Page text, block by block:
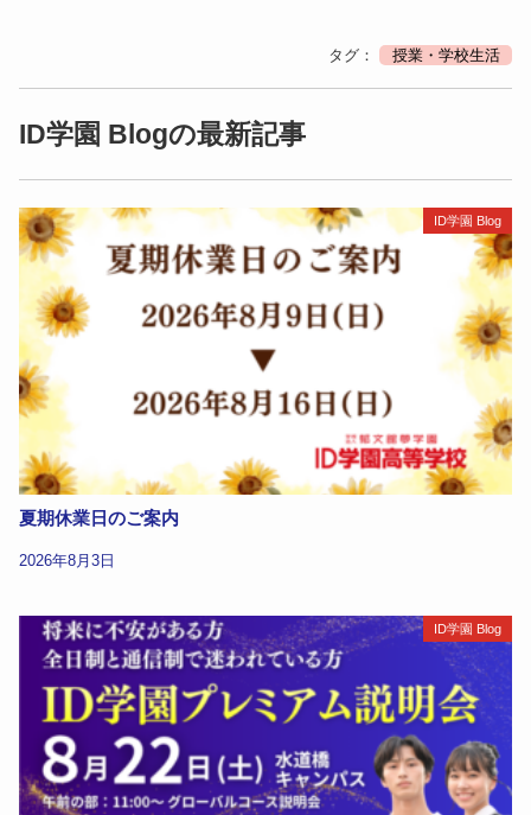
タグ： 授業・学校生活
ID学園 Blogの最新記事
ID学園 Blog
夏期休業日のご案内
2026年8月3日
ID学園 Blog